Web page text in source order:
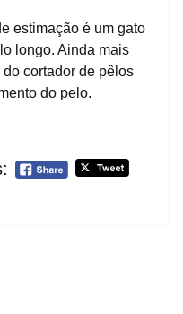
estimação é um gato
longo. Ainda mais
cortador de pêlos
do pelo.